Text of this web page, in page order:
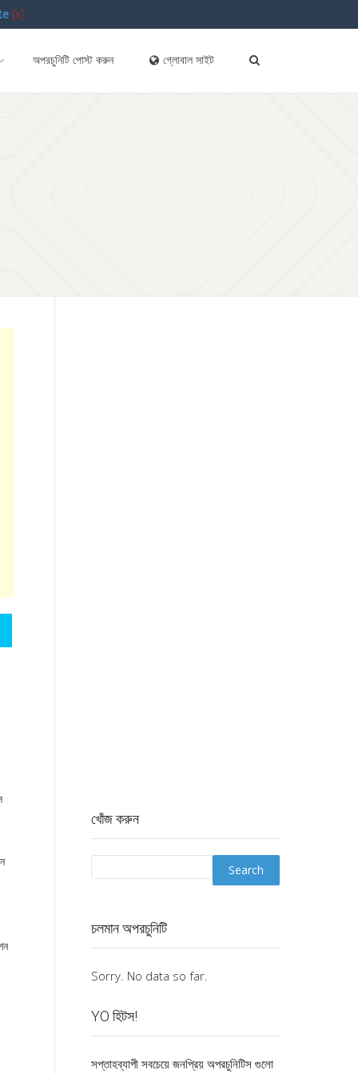
অপরচুনিটি পোস্ট করুন গ্লোবাল সাইট
খোঁজ করুন
চলমান অপরচুনিটি
Sorry. No data so far.
YO হিটস!
সপ্তাহব্যাপী সবচেয়ে জনপ্রিয় অপরচুনিটিস গুলো
[x]